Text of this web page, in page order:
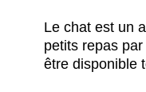
Le chat est un
petits repas
être disponible